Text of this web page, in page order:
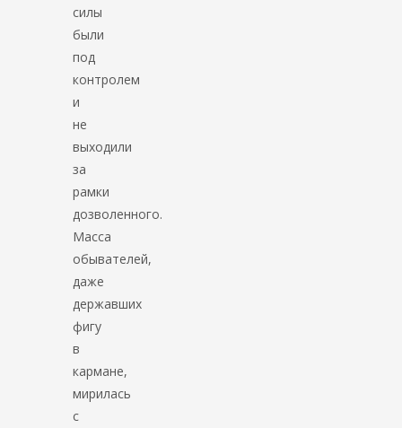
силы
были
под
контролем
и
не
выходили
за
рамки
дозволенного.
Масса
обывателей,
даже
державших
фигу
в
кармане,
мирилась
с